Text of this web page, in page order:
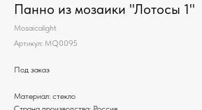
Панно из мозаики "Лотосы 1"
Mosaicalight
Артикул: MQ0095
Под заказ
Материал: стекло